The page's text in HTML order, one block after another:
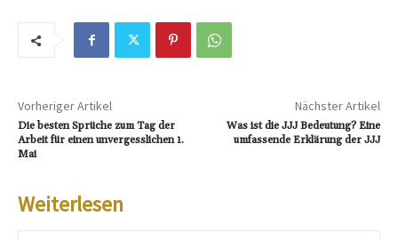
Vorheriger Artikel
Die besten Sprüche zum Tag der
Arbeit für einen unvergesslichen 1.
Mai
Nächster Artikel
Was ist die JJJ Bedeutung? Eine
umfassende Erklärung der JJJ
Weiterlesen